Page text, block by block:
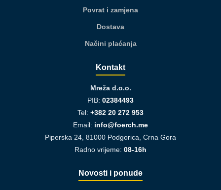
Povrat i zamjena
Dostava
Načini plaćanja
Kontakt
Mreža d.o.o.
PIB: 02384493
Tel: +382 20 272 953
Email: info@foerch.me
Piperska 24, 81000 Podgorica, Crna Gora
Radno vrijeme: 08-16h
Novosti i ponude